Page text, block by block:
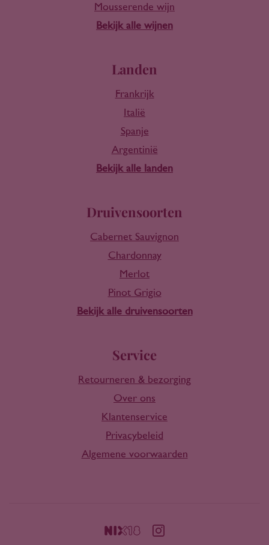
Mousserende wijn
Bekijk alle wijnen
Landen
Frankrijk
Italië
Spanje
Argentinië
Bekijk alle landen
Druivensoorten
Cabernet Sauvignon
Chardonnay
Merlot
Pinot Grigio
Bekijk alle druivensoorten
Service
Retourneren & bezorging
Over ons
Klantenservice
Privacybeleid
Algemene voorwaarden